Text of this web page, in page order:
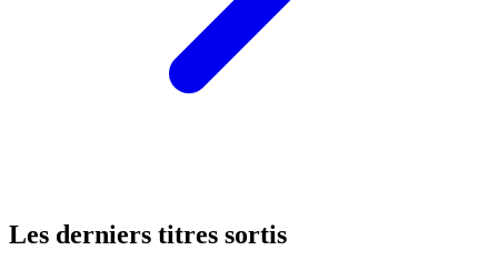
Les derniers titres sortis